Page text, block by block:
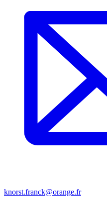
knorst.franck@orange.fr